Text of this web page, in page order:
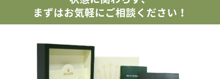
まずはお気軽にご相談ください！